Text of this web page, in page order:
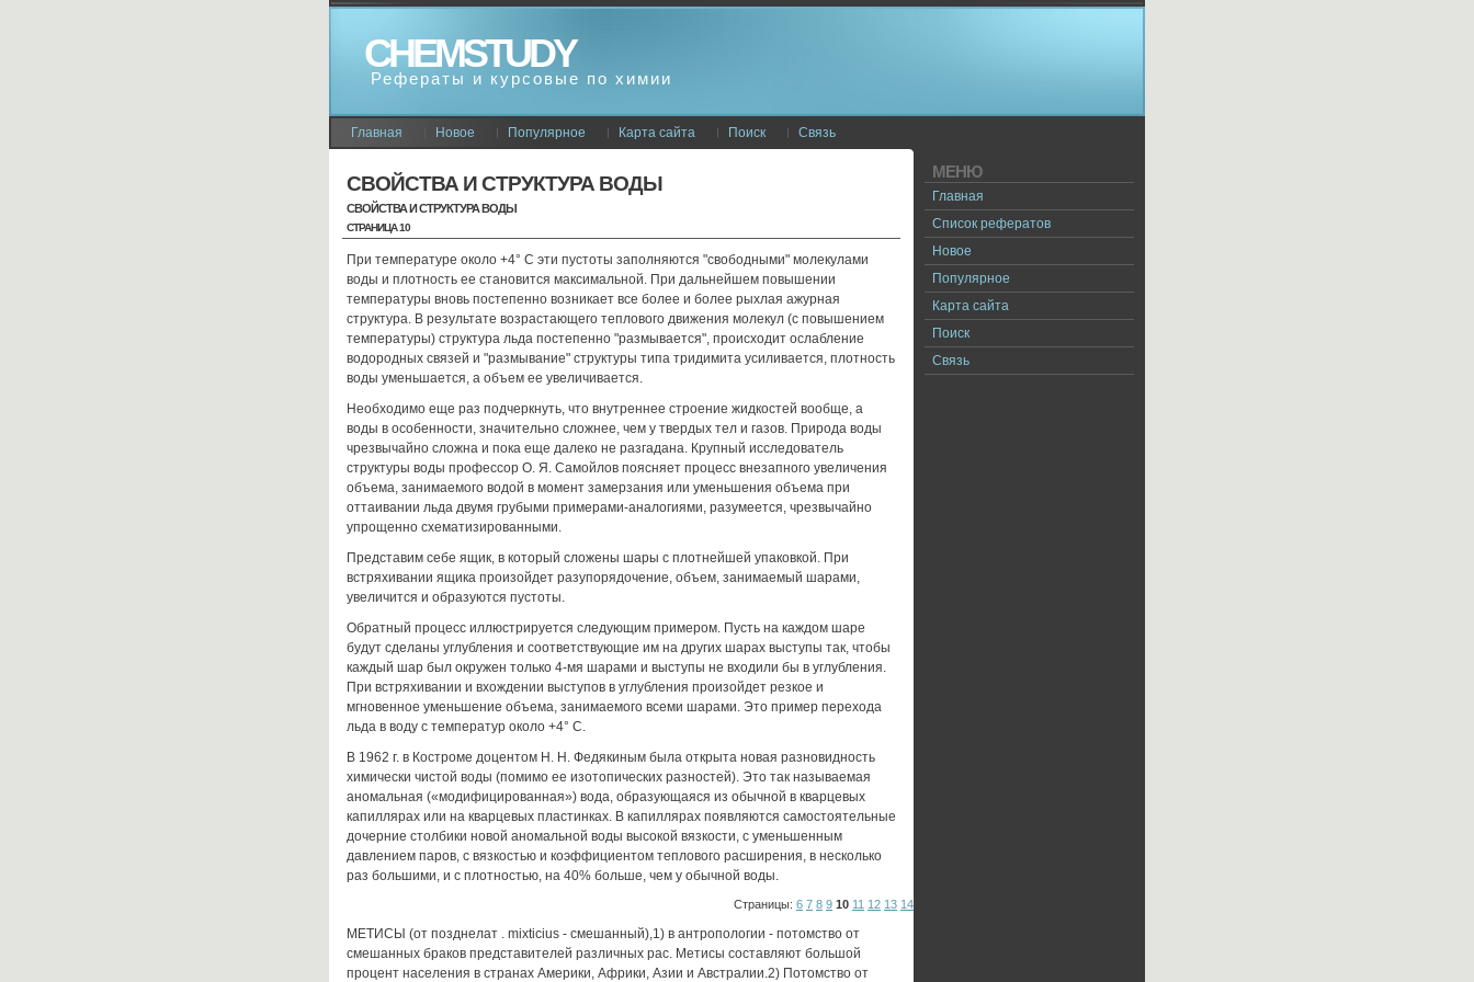
CHEMSTUDY
Рефераты и курсовые по химии
Главная Новое Популярное Карта сайта Поиск Связь
СВОЙСТВА И СТРУКТУРА ВОДЫ
СВОЙСТВА И СТРУКТУРА ВОДЫ
СТРАНИЦА 10
При температуре около +4° С эти пустоты заполняются "свободными" молекулами
воды и плотность ее становится максимальной. При дальнейшем повышении
температуры вновь постепенно возникает все более и более рыхлая ажурная
структура. В результате возрастающего теплового движения молекул (с повышением
температуры) структура льда постепенно "размывается", происходит ослабление
водородных связей и "размывание" структуры типа тридимита усиливается, плотность
воды уменьшается, а объем ее увеличивается.
Необходимо еще раз подчеркнуть, что внутреннее строение жидкостей вообще, а
воды в особенности, значительно сложнее, чем у твердых тел и газов. Природа воды
чрезвычайно сложна и пока еще далеко не разгадана. Крупный исследователь
структуры воды профессор О. Я. Самойлов поясняет процесс внезапного увеличения
объема, занимаемого водой в момент замерзания или уменьшения объема при
оттаивании льда двумя грубыми примерами-аналогиями, разумеется, чрезвычайно
упрощенно схематизированными.
Представим себе ящик, в который сложены шары с плотнейшей упаковкой. При
встряхивании ящика произойдет разупорядочение, объем, занимаемый шарами,
увеличится и образуются пустоты.
Обратный процесс иллюстрируется следующим примером. Пусть на каждом шаре
будут сделаны углубления и соответствующие им на других шарах выступы так, чтобы
каждый шар был окружен только 4-мя шарами и выступы не входили бы в углубления.
При встряхивании и вхождении выступов в углубления произойдет резкое и
мгновенное уменьшение объема, занимаемого всеми шарами. Это пример перехода
льда в воду с температур около +4° С.
В 1962 г. в Костроме доцентом Н. Н. Федякиным была открыта новая разновидность
химически чистой воды (помимо ее изотопических разностей). Это так называемая
аномальная («модифицированная») вода, образующаяся из обычной в кварцевых
капиллярах или на кварцевых пластинках. В капиллярах появляются самостоятельные
дочерние столбики новой аномальной воды высокой вязкости, с уменьшенным
давлением паров, с вязкостью и коэффициентом теплового расширения, в несколько
раз большими, и с плотностью, на 40% больше, чем у обычной воды.
Страницы: 6 7 8 9 10 11 12 13 14
МЕТИСЫ (от позднелат . mixticius - смешанный),1) в антропологии - потомство от
смешанных браков представителей различных рас. Метисы составляют большой
процент населения в странах Америки, Африки, Азии и Австралии.2) Потомство от
МЕНЮ
Главная
Список рефератов
Новое
Популярное
Карта сайта
Поиск
Связь